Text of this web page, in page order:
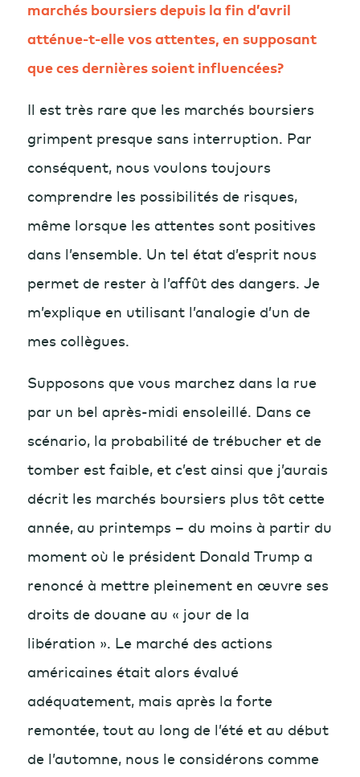
marchés boursiers depuis la fin d’avril
atténue-t-elle vos attentes, en supposant
que ces dernières soient influencées?
Il est très rare que les marchés boursiers
grimpent presque sans interruption. Par
conséquent, nous voulons toujours
comprendre les possibilités de risques,
même lorsque les attentes sont positives
dans l’ensemble. Un tel état d’esprit nous
permet de rester à l’affût des dangers. Je
m’explique en utilisant l’analogie d’un de
mes collègues.
Supposons que vous marchez dans la rue
par un bel après-midi ensoleillé. Dans ce
scénario, la probabilité de trébucher et de
tomber est faible, et c’est ainsi que j’aurais
décrit les marchés boursiers plus tôt cette
année, au printemps – du moins à partir du
moment où le président Donald Trump a
renoncé à mettre pleinement en œuvre ses
droits de douane au « jour de la
libération ». Le marché des actions
américaines était alors évalué
adéquatement, mais après la forte
remontée, tout au long de l’été et au début
de l’automne, nous le considérons comme